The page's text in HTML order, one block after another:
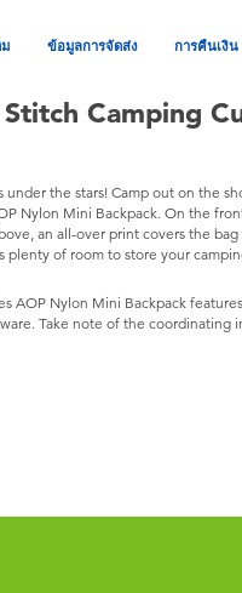
ข้อมูลการจัดส่ง การคืนเงิ
Camping
under the stars! Camp out on the
Nylon Mini Backpack. On the
an all-over print covers the
plenty of room to store your
AOP Nylon Mini Backpack
Take note of the coordinating